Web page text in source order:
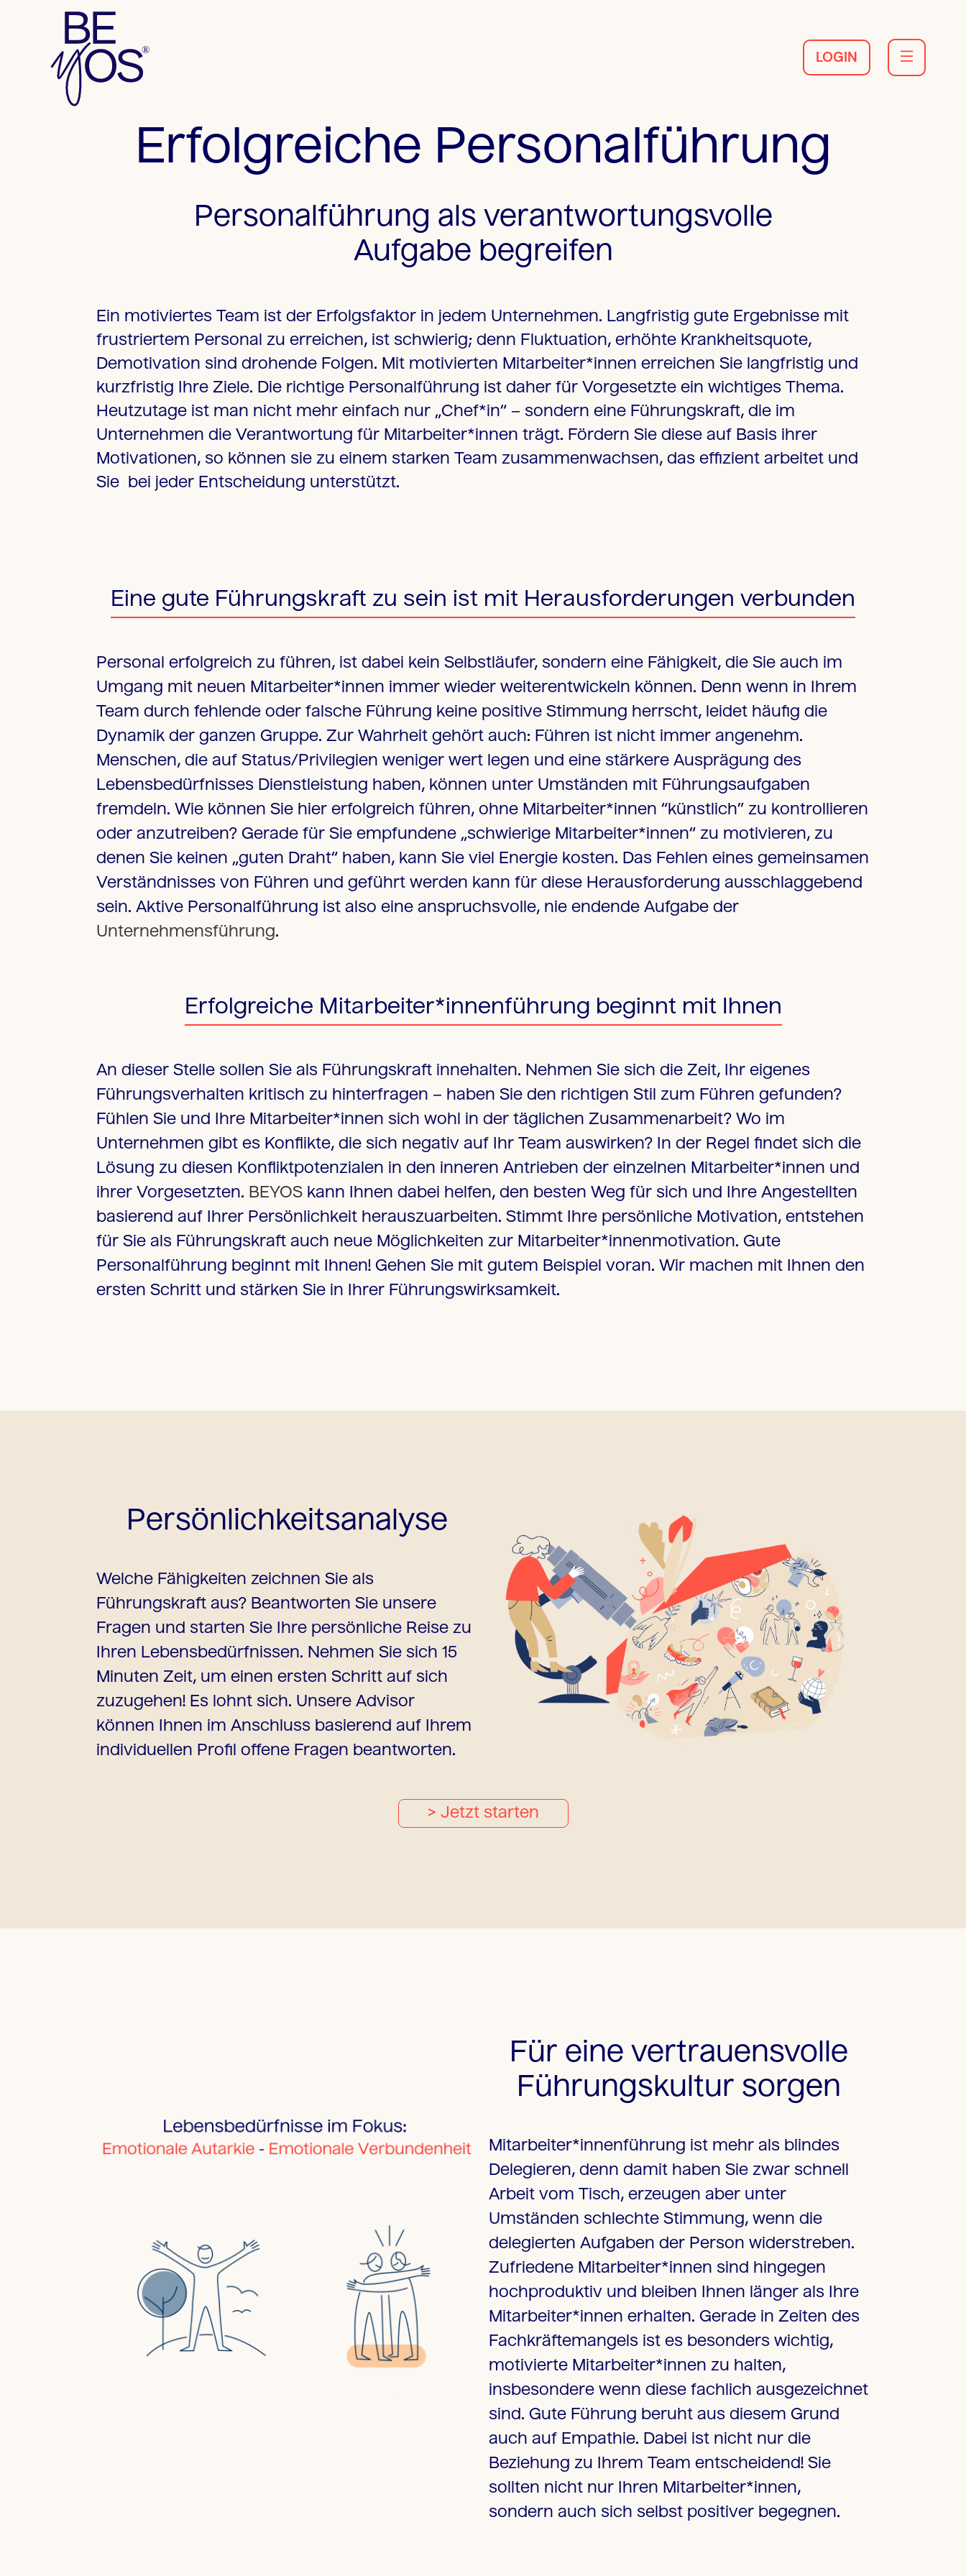
LOGIN
Erfolgreiche Personalführung
Personalführung als verantwortungsvolle
Aufgabe begreifen
Ein motiviertes Team ist der Erfolgsfaktor in jedem Unternehmen. Langfristig gute Ergebnisse mit
frustriertem Personal zu erreichen, ist schwierig; denn Fluktuation, erhöhte Krankheitsquote,
Demotivation sind drohende Folgen. Mit motivierten Mitarbeiter*innen erreichen Sie langfristig und
kurzfristig Ihre Ziele. Die richtige Personalführung ist daher für Vorgesetzte ein wichtiges Thema.
Heutzutage ist man nicht mehr einfach nur „Chef*in“ – sondern eine Führungskraft, die im
Unternehmen die Verantwortung für Mitarbeiter*innen trägt. Fördern Sie diese auf Basis ihrer
Motivationen, so können sie zu einem starken Team zusammenwachsen, das effizient arbeitet und
Sie bei jeder Entscheidung unterstützt.
Eine gute Führungskraft zu sein ist mit Herausforderungen verbunden
Personal erfolgreich zu führen, ist dabei kein Selbstläufer, sondern eine Fähigkeit, die Sie auch im
Umgang mit neuen Mitarbeiter*innen immer wieder weiterentwickeln können. Denn wenn in Ihrem
Team durch fehlende oder falsche Führung keine positive Stimmung herrscht, leidet häufig die
Dynamik der ganzen Gruppe. Zur Wahrheit gehört auch: Führen ist nicht immer angenehm.
Menschen, die auf Status/Privilegien weniger wert legen und eine stärkere Ausprägung des
Lebensbedürfnisses Dienstleistung haben, können unter Umständen mit Führungsaufgaben
fremdeln. Wie können Sie hier erfolgreich führen, ohne Mitarbeiter*innen “künstlich” zu kontrollieren
oder anzutreiben? Gerade für Sie empfundene „schwierige Mitarbeiter*innen“ zu motivieren, zu
denen Sie keinen „guten Draht“ haben, kann Sie viel Energie kosten. Das Fehlen eines gemeinsamen
Verständnisses von Führen und geführt werden kann für diese Herausforderung ausschlaggebend
sein. Aktive Personalführung ist also eine anspruchsvolle, nie endende Aufgabe der
Unternehmensführung.
Erfolgreiche Mitarbeiter*innenführung beginnt mit Ihnen
An dieser Stelle sollen Sie als Führungskraft innehalten. Nehmen Sie sich die Zeit, Ihr eigenes
Führungsverhalten kritisch zu hinterfragen – haben Sie den richtigen Stil zum Führen gefunden?
Fühlen Sie und Ihre Mitarbeiter*innen sich wohl in der täglichen Zusammenarbeit? Wo im
Unternehmen gibt es Konflikte, die sich negativ auf Ihr Team auswirken? In der Regel findet sich die
Lösung zu diesen Konfliktpotenzialen in den inneren Antrieben der einzelnen Mitarbeiter*innen und
ihrer Vorgesetzten. BEYOS kann Ihnen dabei helfen, den besten Weg für sich und Ihre Angestellten
basierend auf Ihrer Persönlichkeit herauszuarbeiten. Stimmt Ihre persönliche Motivation, entstehen
für Sie als Führungskraft auch neue Möglichkeiten zur Mitarbeiter*innenmotivation. Gute
Personalführung beginnt mit Ihnen! Gehen Sie mit gutem Beispiel voran. Wir machen mit Ihnen den
ersten Schritt und stärken Sie in Ihrer Führungswirksamkeit.
Persönlichkeitsanalyse
Welche Fähigkeiten zeichnen Sie als
Führungskraft aus? Beantworten Sie unsere
Fragen und starten Sie Ihre persönliche Reise zu
Ihren Lebensbedürfnissen. Nehmen Sie sich 15
Minuten Zeit, um einen ersten Schritt auf sich
zuzugehen! Es lohnt sich. Unsere Advisor
können Ihnen im Anschluss basierend auf Ihrem
individuellen Profil offene Fragen beantworten.
> Jetzt starten
Für eine vertrauensvolle
Führungskultur sorgen
Mitarbeiter*innenführung ist mehr als blindes
Delegieren, denn damit haben Sie zwar schnell
Arbeit vom Tisch, erzeugen aber unter
Umständen schlechte Stimmung, wenn die
delegierten Aufgaben der Person widerstreben.
Zufriedene Mitarbeiter*innen sind hingegen
hochproduktiv und bleiben Ihnen länger als Ihre
Mitarbeiter*innen erhalten. Gerade in Zeiten des
Fachkräftemangels ist es besonders wichtig,
motivierte Mitarbeiter*innen zu halten,
insbesondere wenn diese fachlich ausgezeichnet
sind. Gute Führung beruht aus diesem Grund
auch auf Empathie. Dabei ist nicht nur die
Beziehung zu Ihrem Team entscheidend! Sie
sollten nicht nur Ihren Mitarbeiter*innen,
sondern auch sich selbst positiver begegnen.